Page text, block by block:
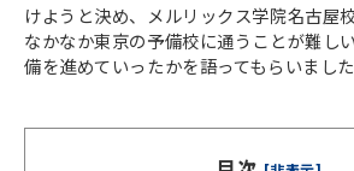
けようと決め、メルリックス学院名古屋
なかなか東京の予備校に通うことが難し
備を進めていったかを語ってもらいました